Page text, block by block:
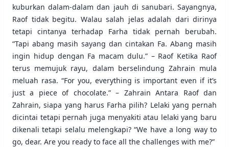
kuburkan dalam-dalam dan jauh di sanubari. Sayangnya,
Raof tidak begitu. Walau salah jelas adalah dari dirinya
tetapi cintanya terhadap Farha tidak pernah berubah.
“Tapi abang masih sayang dan cintakan Fa. Abang masih
ingin hidup dengan Fa macam dulu.” – Raof Ketika Raof
terus memujuk rayu, dalam berselindung Zahrain mula
meluah rasa. “For you, everything is important even if it’s
just a piece of chocolate.” – Zahrain Antara Raof dan
Zahrain, siapa yang harus Farha pilih? Lelaki yang pernah
dicintai tetapi pernah juga menyakiti atau lelaki yang baru
dikenali tetapi selalu melengkapi? “We have a long way to
go, dear. Are you ready to face all the challenges with me?”